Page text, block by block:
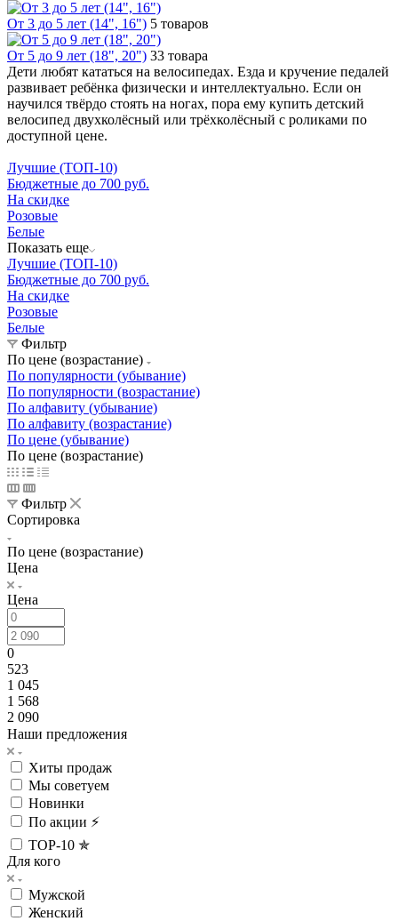
От 3 до 5 лет (14", 16") 5 товаров
От 5 до 9 лет (18", 20") 33 товара
Дети любят кататься на велосипедах. Езда и кручение педалей
развивает ребёнка физически и интеллектуально. Если он
научился твёрдо стоять на ногах, пора ему купить детский
велосипед двухколёсный или трёхколёсный с роликами по
доступной цене.
Лучшие (ТОП-10)
Бюджетные до 700 руб.
На скидке
Розовые
Белые
Показать еще
Лучшие (ТОП-10)
Бюджетные до 700 руб.
На скидке
Розовые
Белые
Фильтр
По цене (возрастание)
По популярности (убывание)
По популярности (возрастание)
По алфавиту (убывание)
По алфавиту (возрастание)
По цене (убывание)
По цене (возрастание)
Фильтр
Сортировка
По цене (возрастание)
Цена
Цена
0
523
1 045
1 568
2 090
Наши предложения
Хиты продаж
Мы советуем
Новинки
По акции ⚡
TOP-10 ✯
Для кого
Мужской
Женский